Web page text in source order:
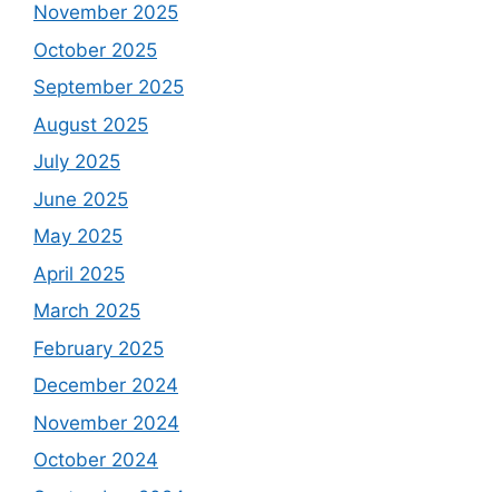
November 2025
October 2025
September 2025
August 2025
July 2025
June 2025
May 2025
April 2025
March 2025
February 2025
December 2024
November 2024
October 2024